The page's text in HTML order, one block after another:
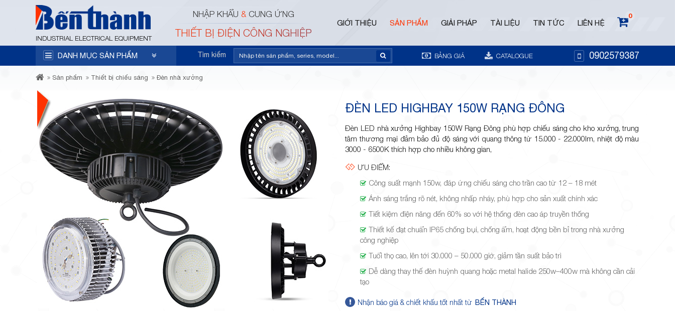
INDUSTRIAL ELECTRICAL EQUIPMENT
NHẬP KHẨU &CUNG ỨNG
THIẾT BỊ ĐIỆN CÔNG NGHIỆP
GIỚI THIỆU SẢN PHẨM GIẢI PHÁP TÀI LIỆU TIN TỨC LIÊN HỆ
0
DANH MỤC SẢN PHẨM Tìm kiếm BẢNG GIÁ CATALOGUE 0902579387
Sản phẩm Thiết bị chiếu sáng Đèn nhà xưởng
ĐÈN LED HIGHBAY 150W RẠNG ĐÔNG
Đèn LED nhà xưởng Highbay 150W Rạng Đông phù hợp chiếu sáng cho kho xưởng, trung
tâm thương mại đảm bảo đủ độ sáng với quang thông từ 15.000 - 22.000lm, nhiệt độ màu
3000 - 6500K thích hợp cho nhiều không gian,
ƯU ĐIỂM:
Công suất mạnh 150w, đáp ứng chiếu sáng cho trần cao từ 12 – 18 mét
Ánh sáng trắng rõ nét, không nhấp nháy, phù hợp cho sản xuất chính xác
Tiết kiệm điện năng đến 60% so với hệ thống đèn cao áp truyền thống
Thiết kế đạt chuẩn IP65 chống bụi, chống ẩm, hoạt động bền bỉ trong nhà xưởng
công nghiệp
Tuổi thọ cao, lên tới 30.000 – 50.000 giờ, giảm tần suất bảo trì
Dễ dàng thay thế đèn huỳnh quang hoặc metal halide 250w–400w mà không cần cải
tạo
Nhận báo giá & chiết khấu tốt nhất từ BẾN THÀNH